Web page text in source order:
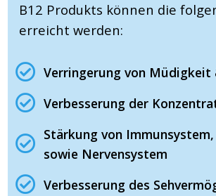
B12 Produkts können die
erreicht werden:
Verringerung von Müdigkeit
Verbesserung der
Stärkung von
sowie Nervensystem
Verbesserung des